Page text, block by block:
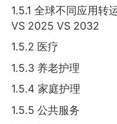
1.5.1 全球不同应用转
VS 2025 VS 2032
1.5.2 医疗
1.5.3 养老护理
1.5.4 家庭护理
1.5.5 公共服务